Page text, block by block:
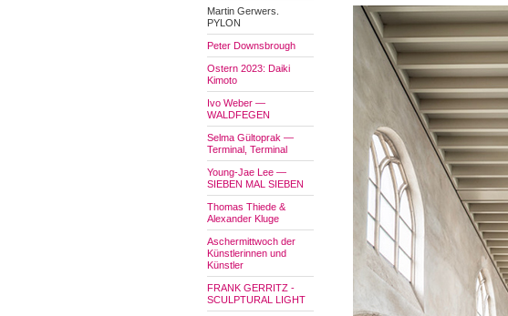
Martin Gerwers.
PYLON
Peter Downsbrough
Ostern 2023: Daiki
Kimoto
Ivo Weber —
WALDFEGEN
Selma Gültoprak —
Terminal, Terminal
Young-Jae Lee —
SIEBEN MAL SIEBEN
Thomas Thiede &
Alexander Kluge
Aschermittwoch der
Künstlerinnen und
Künstler
FRANK GERRITZ -
SCULPTURAL LIGHT